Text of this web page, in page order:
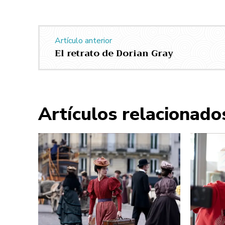
Artículo anterior
El retrato de Dorian Gray
Artículos